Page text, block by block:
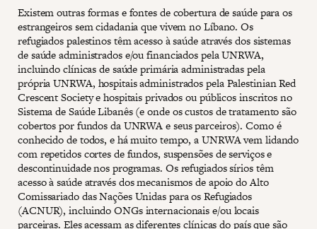
Existem outras formas e fontes de cobertura de saúde para os
estrangeiros sem cidadania que vivem no Líbano. Os
refugiados palestinos têm acesso à saúde através dos sistemas
de saúde administrados e/ou financiados pela UNRWA,
incluindo clínicas de saúde primária administradas pela
própria UNRWA, hospitais administrados pela Palestinian Red
Crescent Society e hospitais privados ou públicos inscritos no
Sistema de Saúde Libanês (e onde os custos de tratamento são
cobertos por fundos da UNRWA e seus parceiros). Como é
conhecido de todos, e há muito tempo, a UNRWA vem lidando
com repetidos cortes de fundos, suspensões de serviços e
descontinuidade nos programas. Os refugiados sírios têm
acesso à saúde através dos mecanismos de apoio do Alto
Comissariado das Nações Unidas para os Refugiados
(ACNUR), incluindo ONGs internacionais e/ou locais
parceiras. Eles acessam as diferentes clínicas do país que são